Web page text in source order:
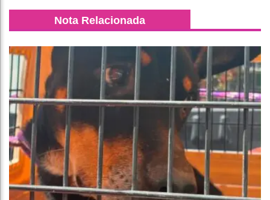
Nota Relacionada